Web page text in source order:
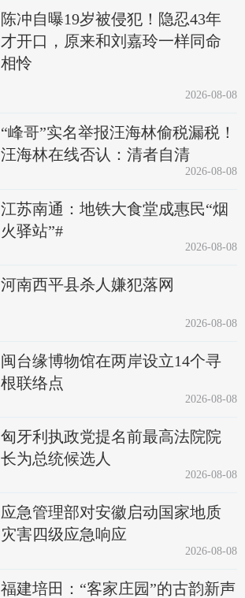
陈冲自曝19岁被侵犯！隐忍43年
才开口，原来和刘嘉玲一样同命
相怜
2026-08-08
“峰哥”实名举报汪海林偷税漏税！
汪海林在线否认：清者自清
2026-08-08
江苏南通：地铁大食堂成惠民“烟
火驿站”#
2026-08-08
河南西平县杀人嫌犯落网
2026-08-08
闽台缘博物馆在两岸设立14个寻
根联络点
2026-08-08
匈牙利执政党提名前最高法院院
长为总统候选人
2026-08-08
应急管理部对安徽启动国家地质
灾害四级应急响应
2026-08-08
福建培田：“客家庄园”的古韵新声